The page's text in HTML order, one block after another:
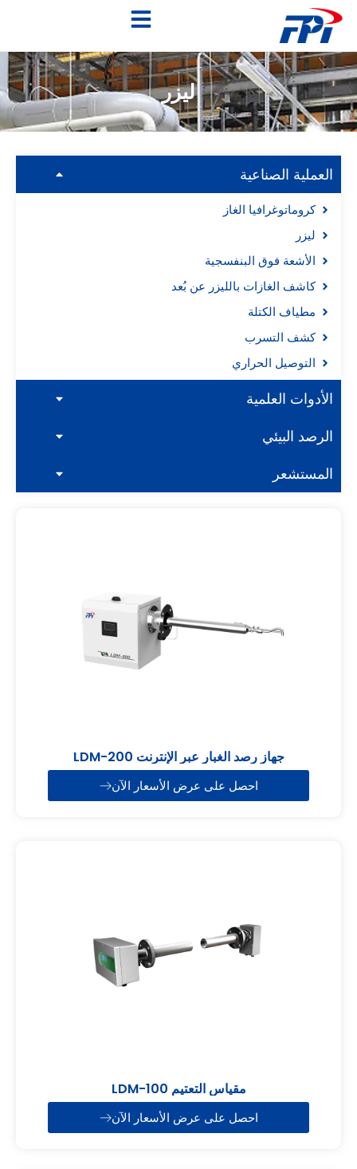
ليزر
العملية الصناعية
كروماتوغرافيا الغاز
ليزر
الأشعة فوق البنفسجية
كاشف الغازات بالليزر عن بُعد
مطياف الكتلة
كشف التسرب
التوصيل الحراري
الأدوات العلمية
الرصد البيئي
المستشعر
جهاز رصد الغبار عبر الإنترنت LDM-200
احصل على عرض الأسعار الآن
مقياس التعتيم LDM-100
احصل على عرض الأسعار الآن